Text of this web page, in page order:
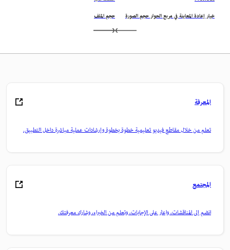
خيار إعادة المعاينة في مربع الحوار حجم الصورة حجم الملف
المعرفة
تعلم من خلال مقاطع فيديو تعليمية خطوة بخطوة وإرشادات عملية مباشرة داخل التطبيق.
المجتمع
انضم إلى المناقشات، واعثر على الإجابات، وتعلم من الخبراء، وشارك معرفتك.